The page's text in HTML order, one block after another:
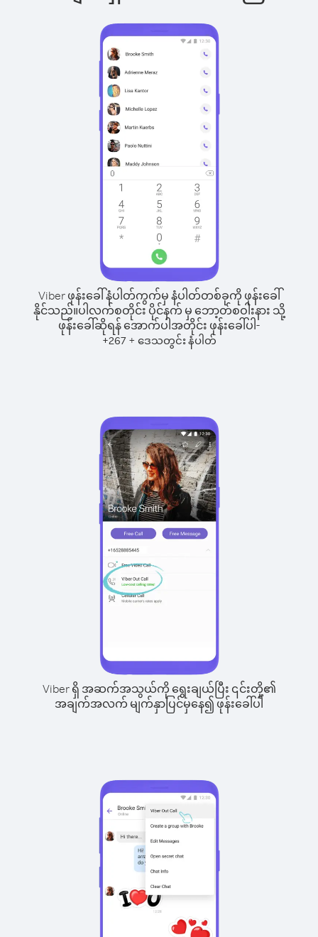
Viber ဖုန်းခေါ်နံပါတ်ကွက်မှ နံပါတ်တစ်ခုကို ဖုန်းခေါ်
နိုင်သည်။ပါလက်စတိုင်း ပိုင်နက် မှ ဘော့တ်စဝါးနား သို့
ဖုန်းခေါ်ဆိုရန် အောက်ပါအတိုင်း ဖုန်းခေါ်ပါ-
+267+ ဒေသတွင်း နံပါတ်
Viber ရှိ အဆက်အသွယ်ကို ရွေးချယ်ပြီး ၎င်းတို့၏
အချက်အလက် မျက်နှာပြင်မှနေ၍ ဖုန်းခေါ်ပါ